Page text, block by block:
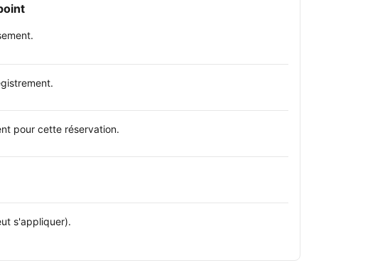
pour cette réservation.
s'appliquer).